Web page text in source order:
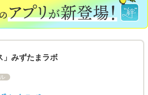
」みずたまラボ